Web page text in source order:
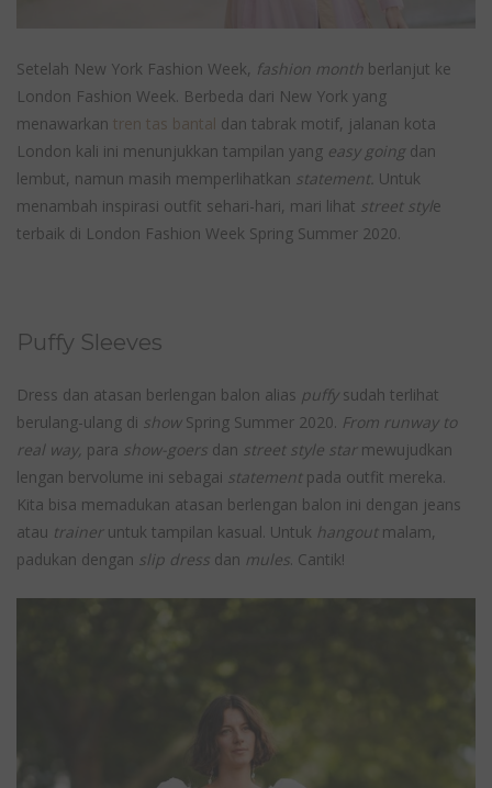
Setelah New York Fashion Week, fashion month berlanjut ke
London Fashion Week. Berbeda dari New York yang
menawarkan tren tas bantal dan tabrak motif, jalanan kota
London kali ini menunjukkan tampilan yang easy going dan
lembut, namun masih memperlihatkan statement. Untuk
menambah inspirasi outfit sehari-hari, mari lihat street style
terbaik di London Fashion Week Spring Summer 2020.
Puffy Sleeves
Dress dan atasan berlengan balon alias puffysudah terlihat
berulang-ulang di showSpring Summer 2020. From runway to
real way, para show-goers dan street style star mewujudkan
lengan bervolume ini sebagai statement pada outfit mereka.
Kita bisa memadukan atasan berlengan balon ini dengan jeans
atau trainer untuk tampilan kasual. Untuk hangout malam,
padukan dengan slip dress dan mules . Cantik!